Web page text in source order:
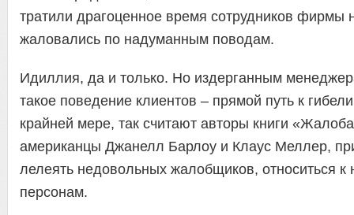
тратили драгоценное время сотрудников фирмы
жаловались по надуманным поводам.
Идиллия, да и только. Но издерганным
такое поведение клиентов – прямой путь к
крайней мере, так считают авторы книги
американцы Джанелл Барлоу и Клаус Меллер,
лелеять недовольных жалобщиков, относиться к
персонам.